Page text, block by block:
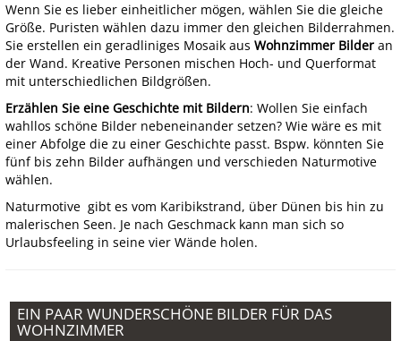
Wenn Sie es lieber einheitlicher mögen, wählen Sie die gleiche
Größe. Puristen wählen dazu immer den gleichen Bilderrahmen.
Sie erstellen ein geradliniges Mosaik aus Wohnzimmer Bilder an
der Wand. Kreative Personen mischen Hoch- und Querformat
mit unterschiedlichen Bildgrößen.
Erzählen Sie eine Geschichte mit Bildern: Wollen Sie einfach
wahllos schöne Bilder nebeneinander setzen? Wie wäre es mit
einer Abfolge die zu einer Geschichte passt. Bspw. könnten Sie
fünf bis zehn Bilder aufhängen und verschieden Naturmotive
wählen.
Naturmotive gibt es vom Karibikstrand, über Dünen bis hin zu
malerischen Seen. Je nach Geschmack kann man sich so
Urlaubsfeeling in seine vier Wände holen.
EIN PAAR WUNDERSCHÖNE BILDER FÜR DAS
WOHNZIMMER